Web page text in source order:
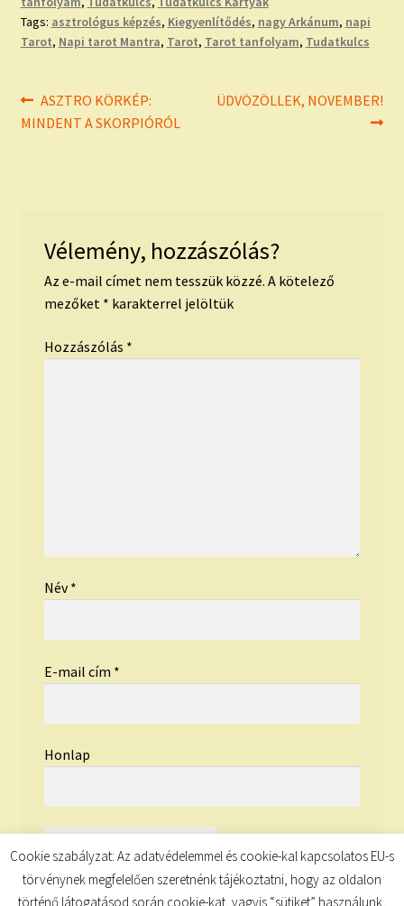
Tags: asztrológus képzés, Kiegyenlítődés, nagy Arkánum, napi
Tarot, Napi tarot Mantra, Tarot, Tarot tanfolyam, Tudatkulcs
Bejegyzés
navigáció
Previous
post:
ASZTRO KÖRKÉP:
MINDENT A SKORPIÓRÓL
Next
ÜDVÖZÖLLEK, NOVEMBER!
Vélemény, hozzászólás?
Az e-mail címet nem tesszük közzé. A kötelező
mezőket * karakterrel jelöltük
Hozzászólás *
Név*
E-mail cím *
Honlap
Cookie szabályzat: Az adatvédelemmel és cookie-kal kapcsolatos EU-s
törvénynek megfelelően szeretnénk tájékoztatni, hogy az oldalon
történő látogatásod során cookie-kat, vagyis “sütiket” használunk,